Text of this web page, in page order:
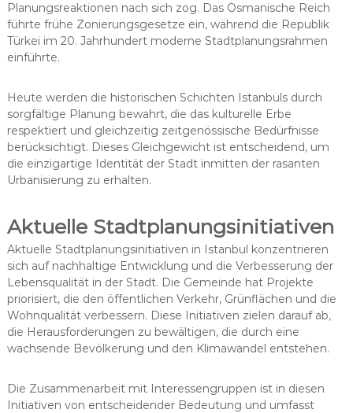
Planungsreaktionen nach sich zog. Das Osmanische Reich
führte frühe Zonierungsgesetze ein, während die Republik
Türkei im 20. Jahrhundert moderne Stadtplanungsrahmen
einführte.
Heute werden die historischen Schichten Istanbuls durch
sorgfältige Planung bewahrt, die das kulturelle Erbe
respektiert und gleichzeitig zeitgenössische Bedürfnisse
berücksichtigt. Dieses Gleichgewicht ist entscheidend, um
die einzigartige Identität der Stadt inmitten der rasanten
Urbanisierung zu erhalten.
Aktuelle Stadtplanungsinitiativen
Aktuelle Stadtplanungsinitiativen in Istanbul konzentrieren
sich auf nachhaltige Entwicklung und die Verbesserung der
Lebensqualität in der Stadt. Die Gemeinde hat Projekte
priorisiert, die den öffentlichen Verkehr, Grünflächen und die
Wohnqualität verbessern. Diese Initiativen zielen darauf ab,
die Herausforderungen zu bewältigen, die durch eine
wachsende Bevölkerung und den Klimawandel entstehen.
Die Zusammenarbeit mit Interessengruppen ist in diesen
Initiativen von entscheidender Bedeutung und umfasst